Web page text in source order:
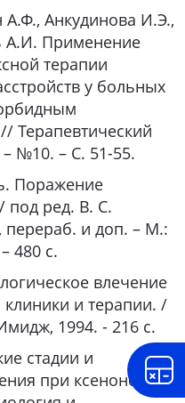
Анкудинова И.Э.,
А.И. Применение
терапии
у больных
Терапевтический
– №10. – С. 51-55.
Поражение
под ред. В. С.
перераб. и доп. – М.:
480 с.
влечение
и терапии. /
1994. - 216 с.
стадии и
при ксеноновой